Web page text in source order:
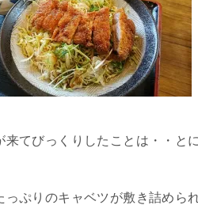
来てびっくりしたことは・・と
っぷりのキャベツが敷き詰めら